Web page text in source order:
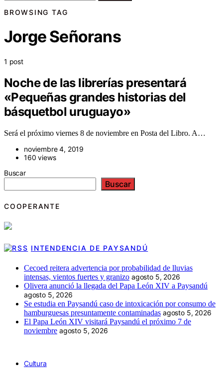
BROWSING TAG
Jorge Señorans
1 post
Noche de las librerías presentará
«Pequeñas grandes historias del
básquetbol uruguayo»
Será el próximo viernes 8 de noviembre en Posta del Libro. A…
noviembre 4, 2019
160 views
Buscar
Buscar
COOPERANTE
INTENDENCIA DE PAYSANDÚ
Cecoed reitera advertencia por probabilidad de lluvias
intensas, vientos fuertes y granizo agosto 5, 2026
Olivera anunció la llegada del Papa León XIV a Paysandú
agosto 5, 2026
Se estudia en Paysandú caso de intoxicación por consumo de
hamburguesas presuntamente contaminadas agosto 5, 2026
El Papa León XIV visitará Paysandú el próximo 7 de
noviembre agosto 5, 2026
Cultura